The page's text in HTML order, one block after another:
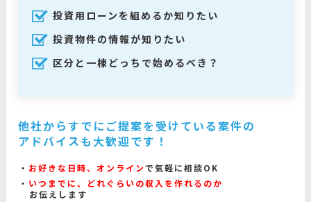
投資用ローンを組めるか知りたい
投資物件の情報が知りたい
区分と一棟どっちで始めるべき？
他社からすでにご提案を受けている案件の
アドバイスも大歓迎です！
お好きな日時、オンラインで気軽に相談OK
いつまでに、どれぐらいの収入を作れるのか
お伝えします